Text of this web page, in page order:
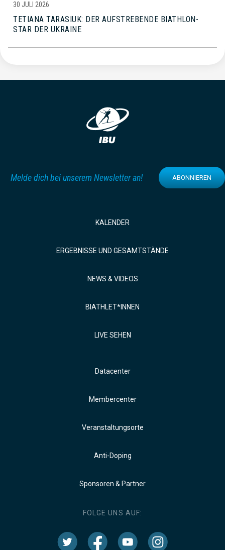
30 JULI 2026
TETIANA TARASIUK: DER AUFSTREBENDE BIATHLON-
STAR DER UKRAINE
Melde dich bei unserem Newsletter an! ABONNIEREN
KALENDER
ERGEBNISSE UND GESAMTSTÄNDE
NEWS & VIDEOS
BIATHLET*INNEN
LIVE SEHEN
Datacenter
Membercenter
Veranstaltungsorte
Anti-Doping
Sponsoren & Partner
FOLGE UNS AUF: